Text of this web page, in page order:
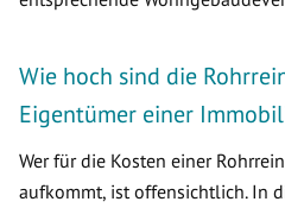
Wie hoch sind die
Eigentümer einer
Wer für die Kosten einer
aufkommt, ist offensichtlich. In